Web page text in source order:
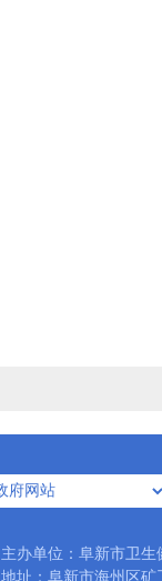
主办单位：阜新市卫
地址：阜新市海州区